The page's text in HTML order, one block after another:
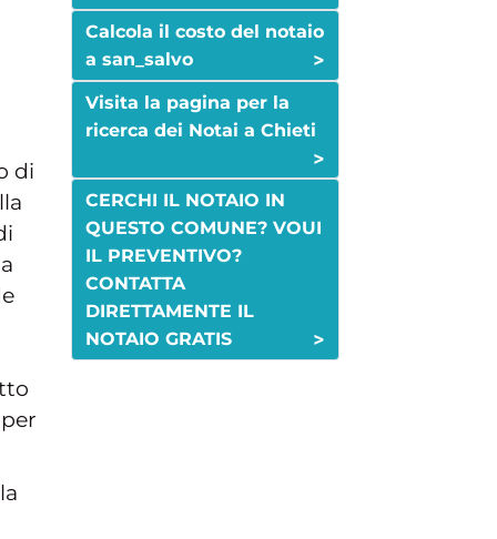
di
Calcola il costo del notaio
a san_salvo
>
Visita la pagina per la
ricerca dei Notai a Chieti
>
CERCHI IL NOTAIO IN
QUESTO COMUNE? VOUI
IL PREVENTIVO?
CONTATTA
DIRETTAMENTE IL
NOTAIO GRATIS
>